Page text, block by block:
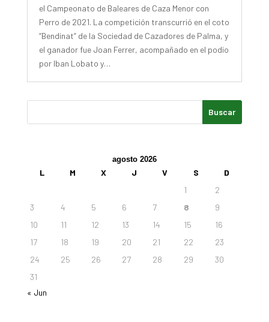
el Campeonato de Baleares de Caza Menor con
Perro de 2021. La competición transcurrió en el coto
“Bendinat” de la Sociedad de Cazadores de Palma, y
el ganador fue Joan Ferrer, acompañado en el podio
por Iban Lobato y…
agosto 2026
L M X J V S
D
1
2
3
4 5 6 7 8
9
10
11 12 13 14 15
16
17
18 19 20 21 22
23
24
25 26 27 28 29
30
31
« Jun